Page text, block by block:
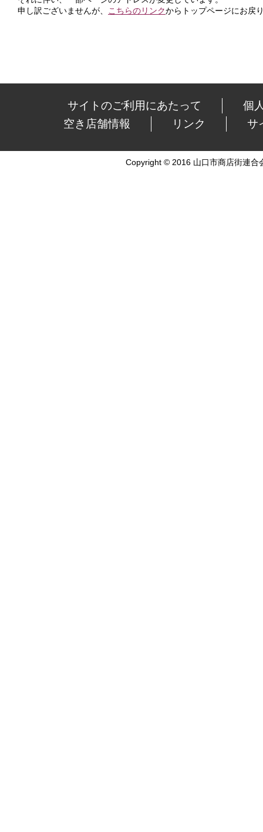
申し訳ございませんが、
こちらのリンクからトップページにお戻
サイトのご利用にあたって
個
空き店舗情報
リンク サ
Copyright © 2016 山口市商店街連合